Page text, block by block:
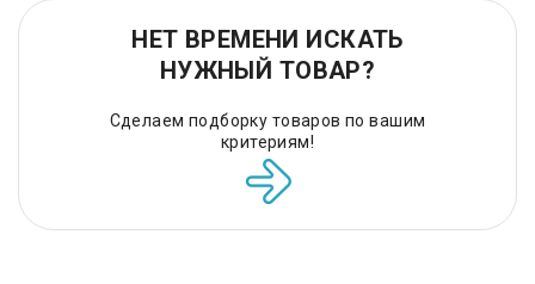
НЕТ ВРЕМЕНИ ИСКАТЬ
НУЖНЫЙ ТОВАР?
Сделаем подборку товаров по вашим
критериям!